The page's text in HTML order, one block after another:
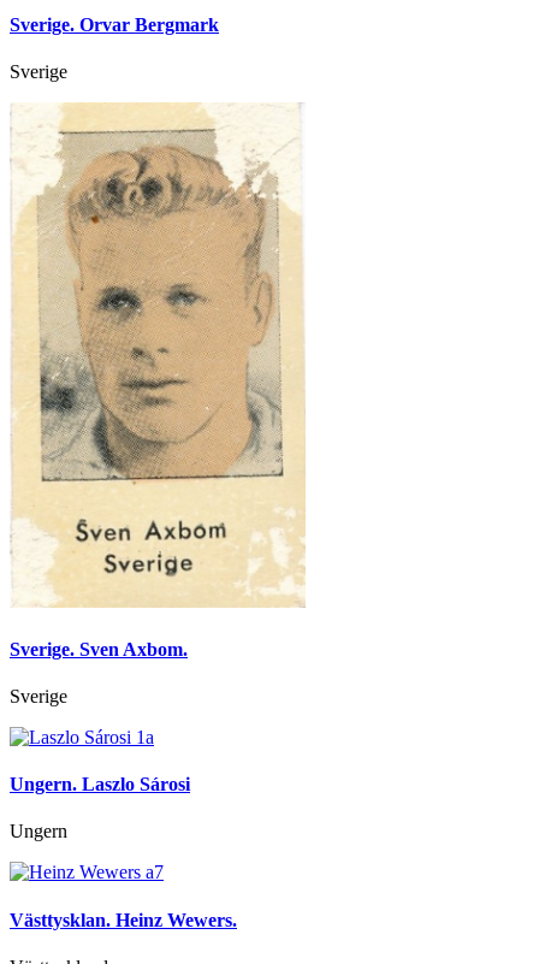
Sverige. Orvar Bergmark
Sverige
Sverige. Sven Axbom.
Sverige
Ungern. Laszlo Sárosi
Ungern
Västtysklan. Heinz Wewers.